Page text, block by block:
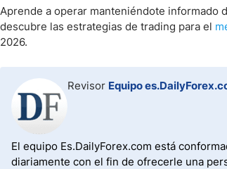
Aprende a operar manteniéndote informado
descubre las estrategias de trading para el
2026.
Revisor Equipo
El equipo Es.DailyForex.com está
diariamente con el fin de ofrecerle una